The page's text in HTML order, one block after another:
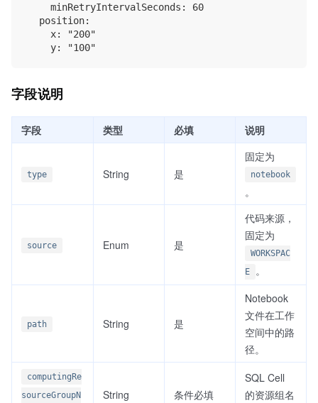
    minRetryIntervalSeconds: 60
  position:
    x: "200"
字段说明
字段 类型 必填 说明
type String 是
固定为
notebook
。
source Enum 是
代码来源，
固定为
WORKSPAC
E
。
path String 是
Notebook
文件在工作
空间中的路
径。
computingRe
sourceGroupN
String 条件必填
SQL Cell
的资源组名